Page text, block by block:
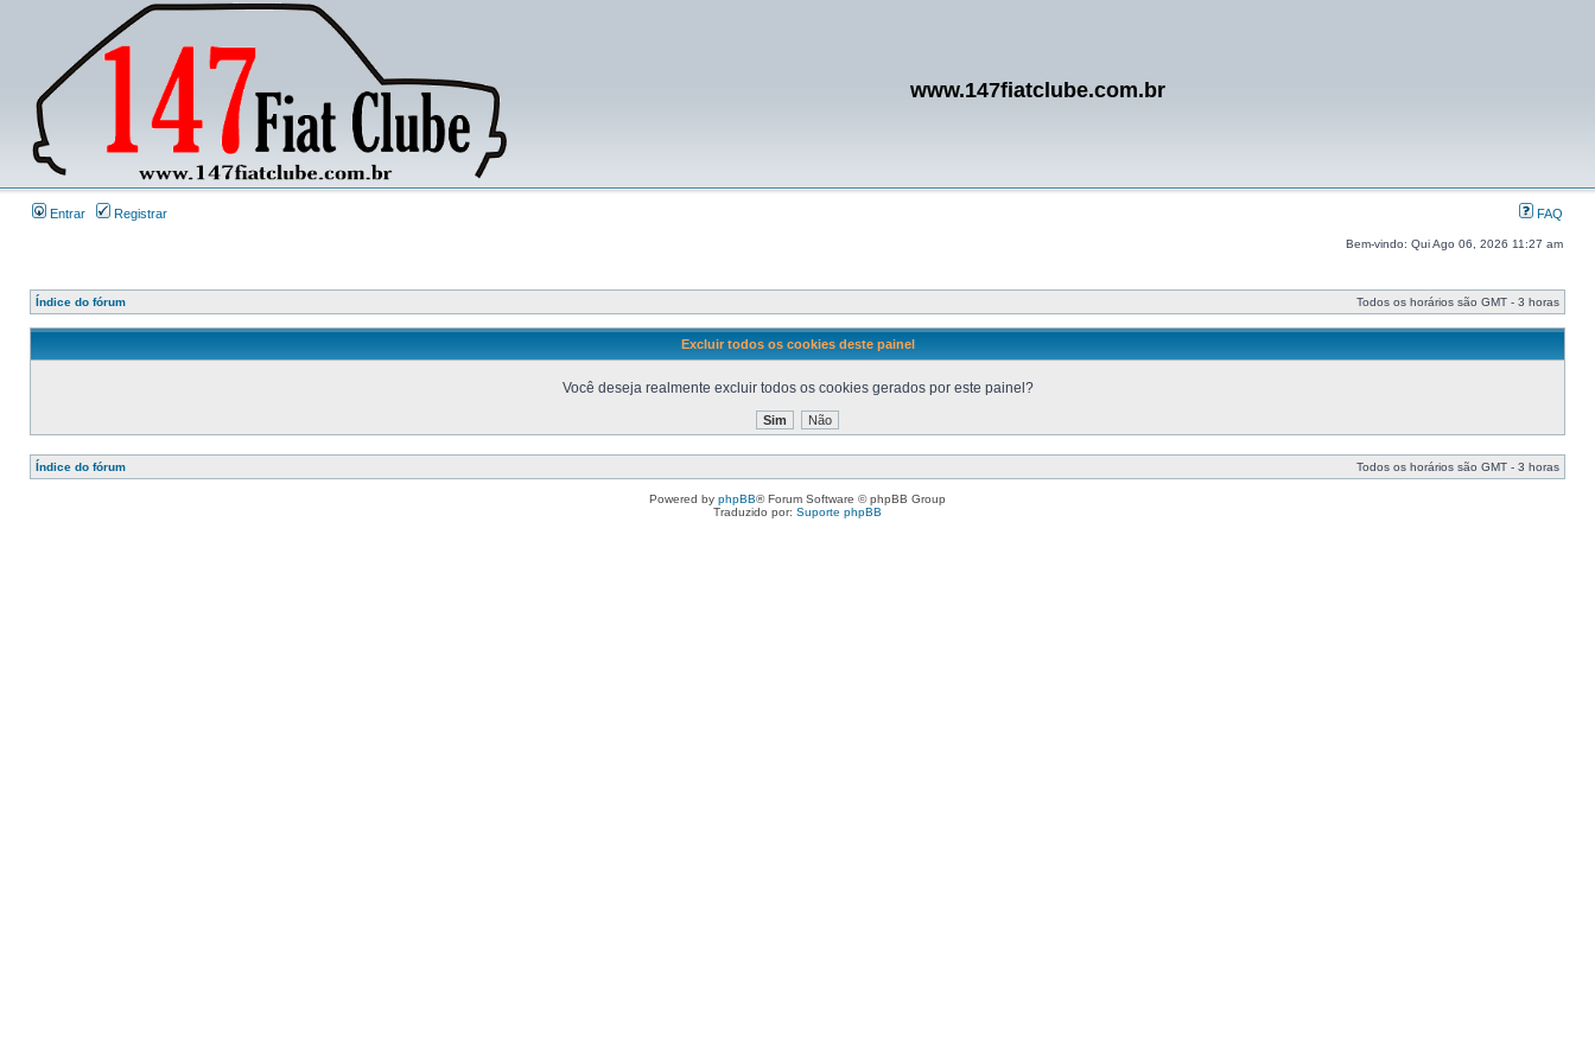
www.147fiatclube.com.br
Entrar Registrar FAQ
Bem-vindo: Qui Ago 06, 2026 11:27 am
Índice do fórum Todos os horários são GMT - 3 horas
Excluir todos os cookies deste painel
Você deseja realmente excluir todos os cookies gerados por este painel?
Índice do fórum Todos os horários são GMT - 3 horas
Powered by phpBB® Forum Software © phpBB Group
Traduzido por: Suporte phpBB